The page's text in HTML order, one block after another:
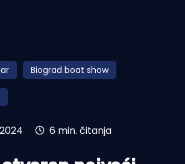
Biograd boat show
6 min. čitanja